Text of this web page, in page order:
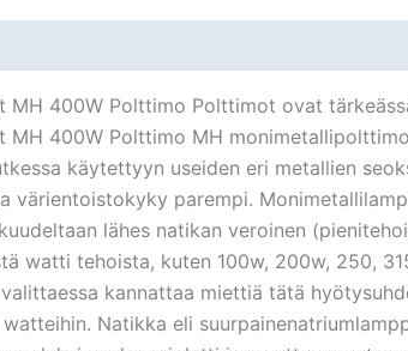
MH 400W Polttimo Polttimot ovat
MH 400W Polttimo MH
käytettyyn useiden eri metallien
värientoistokyky parempi.
lähes natikan veroinen
watti tehoista, kuten 100w, 200w, 250,
kannattaa miettiä tätä
watteihin. Natikka eli